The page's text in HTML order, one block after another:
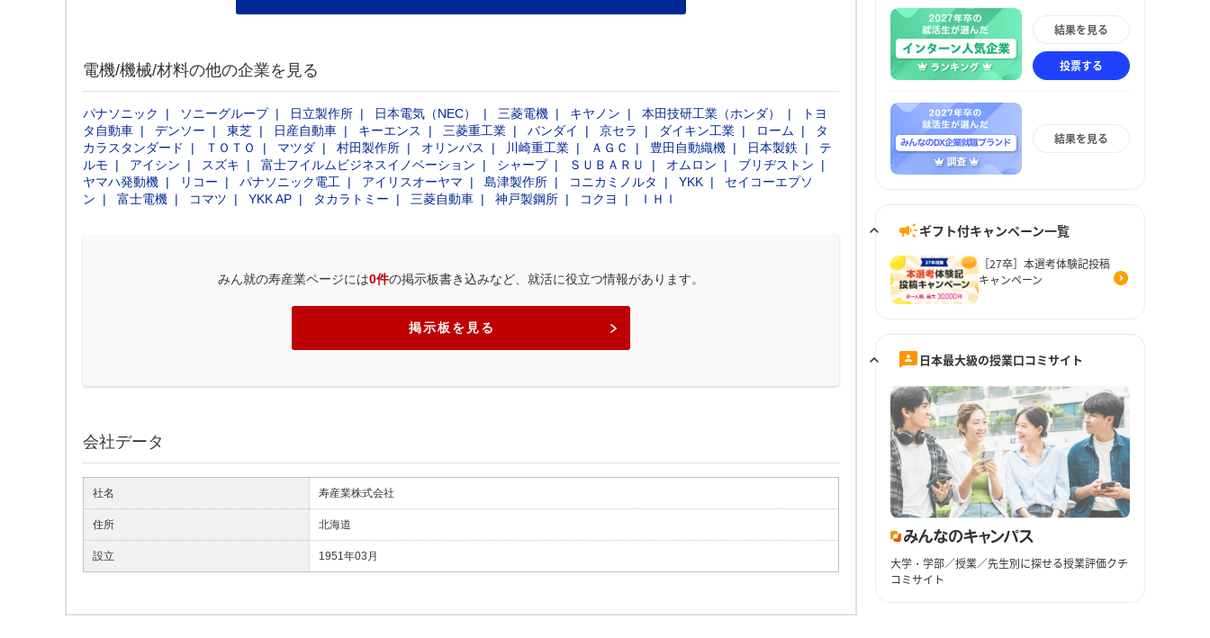
電機/機械/材料の他の企業を見る
パナソニック ソニーグループ 日立製作所 日本電気（NEC） 三菱電機 キヤノン 本田技研工業（ホンダ）
トヨ
タ自動車
デンソー 東芝 日産自動車 キーエンス 三菱重工業 バンダイ 京セラ ダイキン工業 ローム
タ
カラスタンダード
ＴＯＴＯ マツダ 村田製作所 オリンパス 川崎重工業 ＡＧＣ 豊田自動織機 日本製鉄
テ
ルモ
アイシン スズキ 富士フイルムビジネスイノベーション シャープ ＳＵＢＡＲＵ オムロン
ブリヂストン
ヤマハ発動機
リコー パナソニック電工 アイリスオーヤマ 島津製作所 コニカミノルタ YKK
セイコーエプソ
ン
富士電機 コマツ YKK AP タカラトミー 三菱自動車 神戸製鋼所 コクヨ ＩＨＩ
みん就の寿産業ページには0件の掲示板書き込みなど、就活に役立つ情報があります。
掲示板を見る
会社データ
社名 寿産業株式会社
住所 北海道
設立 1951年03月
結果を見る
投票する
結果を見る
ギフト付キャンペーン一覧
［27卒］本選考体験記投稿
キャンペーン
日本最大級の授業口コミサイト
大学・学部／授業／先生別に探せる授業評価クチ
コミサイト